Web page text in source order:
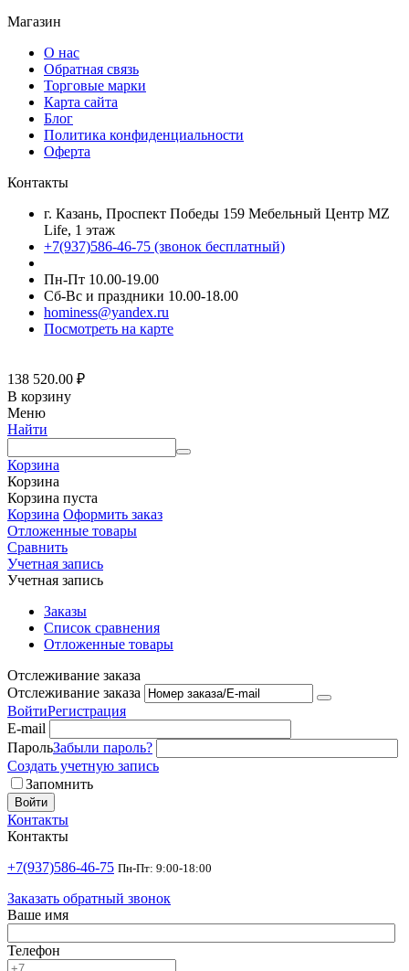
Магазин
О нас
Обратная связь
Торговые марки
Карта сайта
Блог
Политика конфиденциальности
Оферта
Контакты
г. Казань, Проспект Победы 159 Мебельный Центр MZ
Life, 1 этаж
+7(937)586-46-75 (звонок бесплатный)
Пн-Пт 10.00-19.00
Сб-Вс и праздники 10.00-18.00
hominess@yandex.ru
Посмотреть на карте
138 520.00 ₽
В корзину
Меню
Найти
Корзина
Корзина
Корзина пуста
Корзина Оформить заказ
Отложенные товары
Сравнить
Учетная запись
Учетная запись
Заказы
Список сравнения
Отложенные товары
Отслеживание заказа
Отслеживание заказа
ВойтиРегистрация
E-mail
ПарольЗабыли пароль?
Создать учетную запись
Запомнить
Войти
Контакты
Контакты
+7(937)586-46-75 Пн-Пт: 9:00-18:00
Заказать обратный звонок
Ваше имя
Телефон